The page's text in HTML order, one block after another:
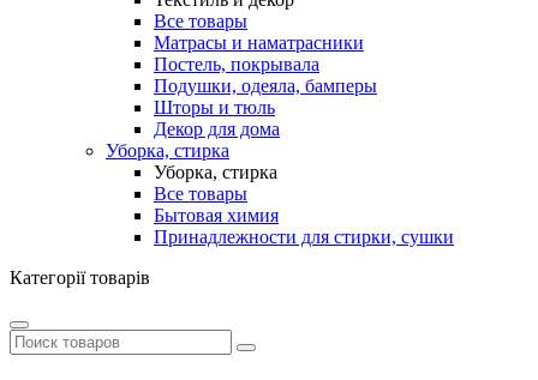
Все товары
Матрасы и наматрасники
Постель, покрывала
Подушки, одеяла, бамперы
Шторы и тюль
Декор для дома
Уборка, стирка
Уборка, стирка
Все товары
Бытовая химия
Принадлежности для стирки, сушки
Категорії товарів